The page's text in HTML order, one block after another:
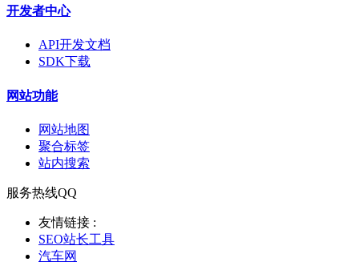
开发者中心
API开发文档
SDK下载
网站功能
网站地图
聚合标签
站内搜索
服务热线QQ
友情链接 :
SEO站长工具
汽车网